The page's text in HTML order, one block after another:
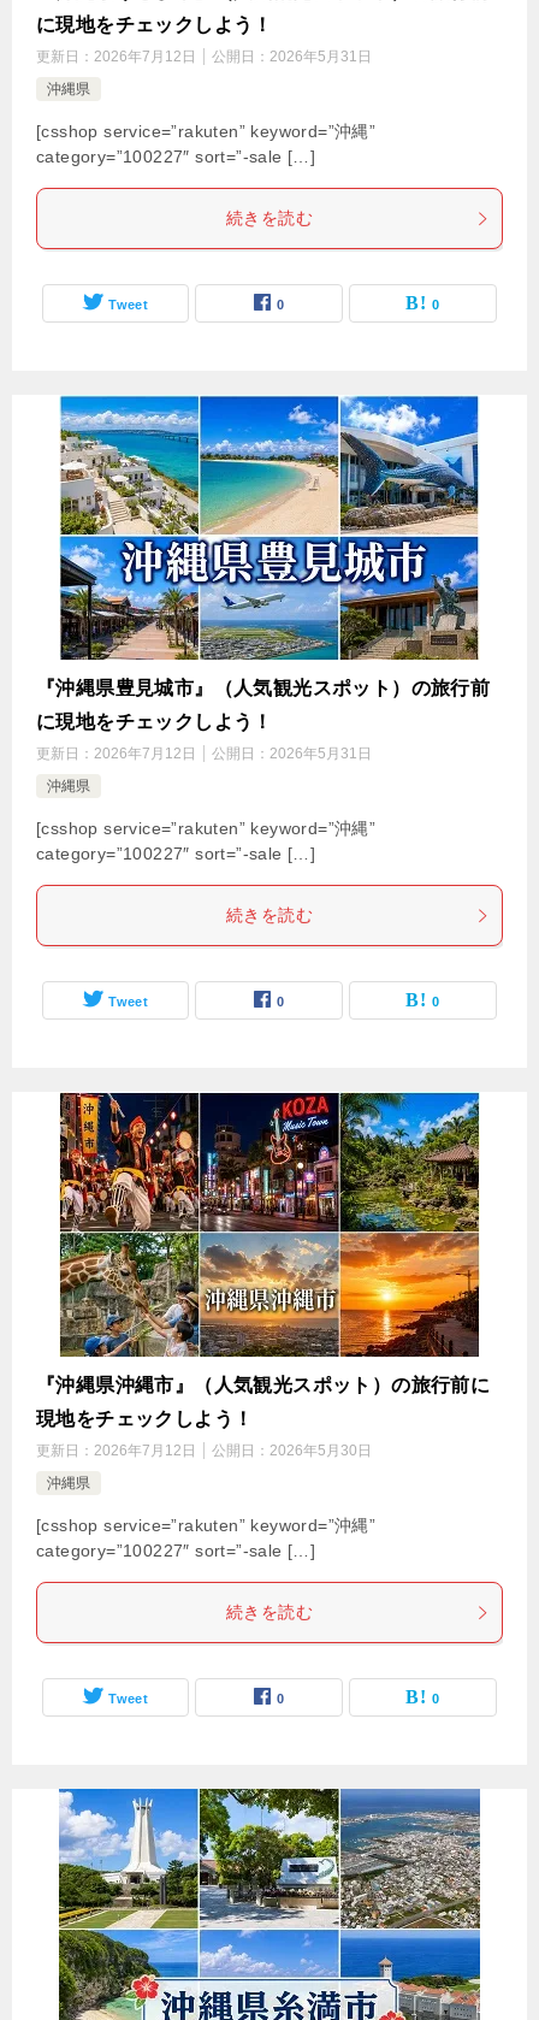
に現地をチェックしよう！
更新日： 2026年7月12日 公開日： 2026年5月31日
沖縄県
[csshop service=”rakuten” keyword=”沖縄”
category=”100227″ sort=”-sale […]
続きを読む
Tweet 0 0
『沖縄県豊見城市』（人気観光スポット）の旅行前
に現地をチェックしよう！
更新日： 2026年7月12日 公開日： 2026年5月31日
沖縄県
[csshop service=”rakuten” keyword=”沖縄”
category=”100227″ sort=”-sale […]
続きを読む
Tweet 0 0
『沖縄県沖縄市』（人気観光スポット）の旅行前に
現地をチェックしよう！
更新日： 2026年7月12日 公開日： 2026年5月30日
沖縄県
[csshop service=”rakuten” keyword=”沖縄”
category=”100227″ sort=”-sale […]
続きを読む
Tweet 0 0